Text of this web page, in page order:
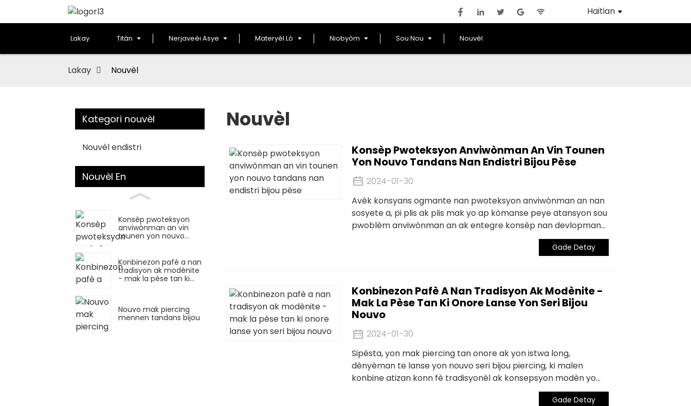
Haitian
Lakay Titàn Nerjaveèi Asye Materyèl Lò Niobyòm Sou Nou Nouvèl
Lakay Nouvèl
Kategori nouvèl
Nouvèl endistri
Nouvèl En
Konsèp pwoteksyon
anviwònman an vin
tounen yon nouvo
Konbinezon pafè a nan
tradisyon ak modènite
- mak la pèse tan ki
Nouvo mak piercing
mennen tandans bijou
Nouvèl
Konsèp Pwoteksyon Anviwònman An Vin Tounen
Yon Nouvo Tandans Nan Endistri Bijou Pèse
2024-01-30
Avèk konsyans ogmante nan pwoteksyon anviwònman an nan
sosyete a, pi plis ak plis mak yo ap kòmanse peye atansyon sou
pwoblèm anviwònman an ak entegre konsèp nan devlopman
dirab nan konsepsyon pwodwi ak pwodiksyon. Nan endistri bijou
w pèse kò w, ogmantasyon konsèp pwoteksyon anviwònman
Gade Detay
Konbinezon Pafè A Nan Tradisyon Ak Modènite -
Mak La Pèse Tan Ki Onore Lanse Yon Seri Bijou
Nouvo
2024-01-30
Sipèsta, yon mak piercing tan onore ak yon istwa long,
dènyèman te lanse yon nouvo seri bijou piercing, ki malen
konbine atizan konn fè tradisyonèl ak konsepsyon modèn yo
montre cham inik li yo. Nouvo seri bijou pèse sa a enspire pa...
Gade Detay